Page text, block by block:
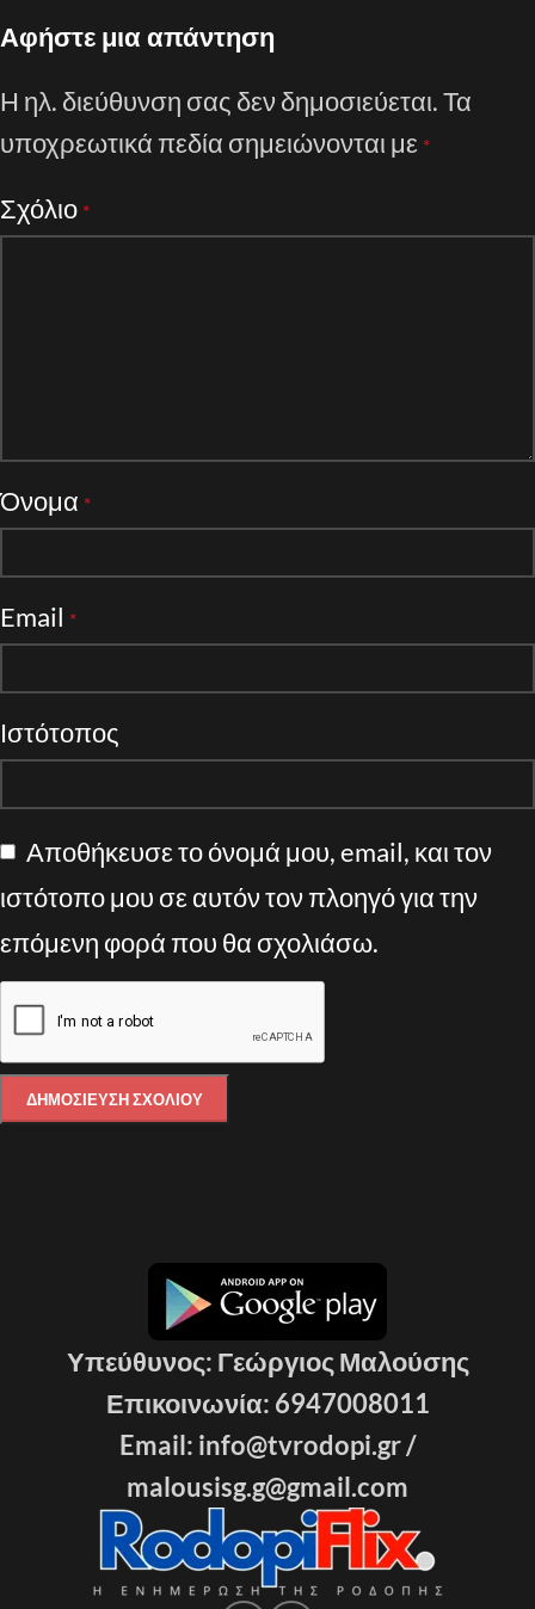
Αφήστε μια απάντηση
Η ηλ. διεύθυνση σας δεν δημοσιεύεται.Τα
υποχρεωτικά πεδία σημειώνονται με *
Σχόλιο *
Όνομα *
Email *
Ιστότοπος
Αποθήκευσε το όνομά μου, email, και τον
ιστότοπο μου σε αυτόν τον πλοηγό για την
επόμενη φορά που θα σχολιάσω.
Υπεύθυνος: Γεώργιος Μαλούσης
Επικοινωνία: 6947008011
Email: info@tvrodopi.gr /
malousisg.g@gmail.com